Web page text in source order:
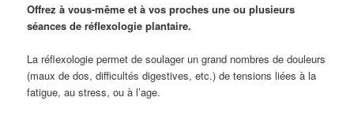
Offrez à vous-même et à vos proches une ou plusieurs
séances de réflexologie plantaire.
La réflexologie permet de soulager un grand nombres de douleurs
(maux de dos, difficultés digestives, etc.) de tensions liées à la
fatigue, au stress, ou à l’age.